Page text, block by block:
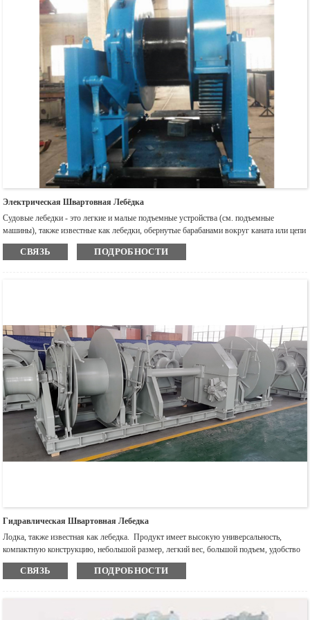
веревки, удобного перемещения и широкого применения.
Электрическая Швартовная Лебёдка
Судовые лебедки - это легкие и малые подъемные устройства (см. подъемные
машины), также известные как лебедки, обернутые барабанами вокруг каната или цепи
для подъема или буксировки тяжестей. лебедка может использоваться отдельно, а
также может использоваться в качестве составной части в таких машинах, как подъем,
СВЯЗЬ ПОДРОБНОСТИ
Гидравлическая Швартовная Лебедка
Лодка, также известная как лебедка. Продукт имеет высокую универсальность,
компактную конструкцию, небольшой размер, легкий вес, большой подъем, удобство
использования и передачи, применяется к подъему и посадке судового оборудования
или плоской буксировке. Судовая гидравлическая лебедка представляет собой
вокруг каната или цепи для подъема или тяги тяжестей. лебедка может
СВЯЗЬ ПОДРОБНОСТИ